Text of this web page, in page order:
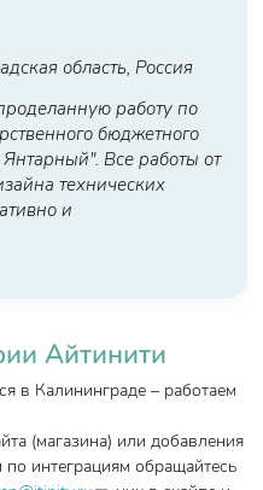
область, Россия
работу по
бюджетного
Все работы от
технических
и
Айтинити
в Калининграде – работаем
(магазина) или добавления
интеграциям обращайтесь